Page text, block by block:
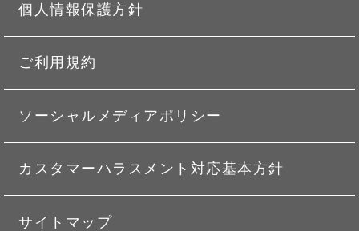
個人情報保護方針
ご利用規約
ソーシャルメディアポリシー
カスタマーハラスメント対応基本方針
サイトマップ